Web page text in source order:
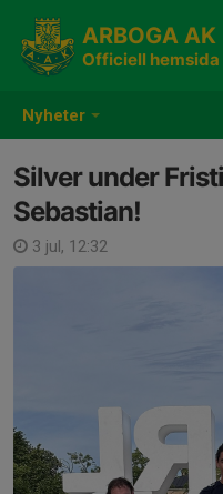
Nyheter
ARBOGA AK
Officiell hemsida
Silver under
Sebastian!
3 jul, 12:32